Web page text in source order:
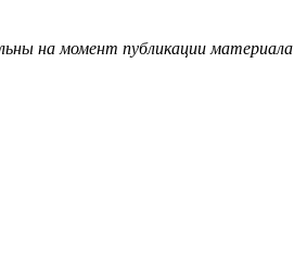
на момент публикации материала